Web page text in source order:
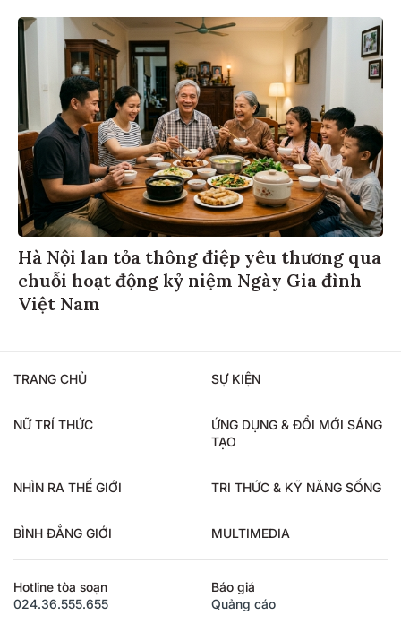
Hà Nội lan tỏa thông điệp yêu thương qua
chuỗi hoạt động kỷ niệm Ngày Gia đình
Việt Nam
TRANG CHỦ SỰ KIỆN
NỮ TRÍ THỨC
ỨNG DỤNG & ĐỔI MỚI SÁNG
TẠO
NHÌN RA THẾ GIỚI TRI THỨC & KỸ NĂNG SỐNG
BÌNH ĐẲNG GIỚI MULTIMEDIA
Hotline tòa soạn
024.36.555.655
Báo giá
Quảng cáo